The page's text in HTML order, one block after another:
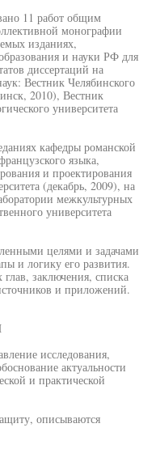
11 работ общим
монографии
изданиях,
и науки РФ для
диссертаций на
Вестник Челябинского
2010), Вестник
университета
кафедры романской
языка,
и проектирования
(декабрь, 2009), на
межкультурных
университета
целями и задачами
и логику его развития.
глав, заключения, списка
и приложений.
исследования,
актуальности
и практической
описываются